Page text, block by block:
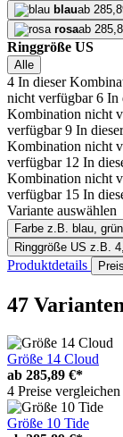
blauab
rosaab
Ringgröße US
Alle
4 In dieser
nicht verfügbar 6 In
Kombination nicht
verfügbar 9 In
Kombination nicht
verfügbar 12 In
Kombination nicht
verfügbar 15 In
Variante auswählen
Farbe z.B. blau,
Ringgröße US z.B.
Produktdetails
47 Varianten
Größe 14 Cloud
ab 285,89 €*
4 Preise vergleichen
Größe 10 Tide